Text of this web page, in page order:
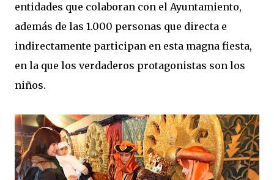
entidades que colaboran con el Ayuntamiento,
además de las 1.000 personas que directa e
indirectamente participan en esta magna fiesta,
en la que los verdaderos protagonistas son los
niños.